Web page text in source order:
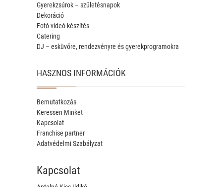
Gyerekzsúrok – születésnapok
Dekoráció
Fotó-videó készítés
Catering
DJ – esküvőre, rendezvényre és gyerekprogramokra
HASZNOS INFORMÁCIÓK
Bemutatkozás
Keressen Minket
Kapcsolat
Franchise partner
Adatvédelmi Szabályzat
Kapcsolat